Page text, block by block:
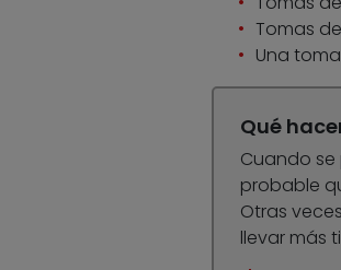
Tomas
Una
Qué
Cuando
probable
Otras
llevar más